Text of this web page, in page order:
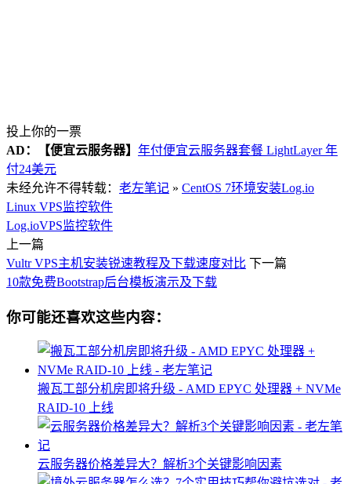
投上你的一票
AD：
【便宜云服务器】 年付便宜云服务器套餐 LightLayer 年
付24美元
未经允许不得转载： 老左笔记 » CentOS 7环境安装Log.io
Linux VPS监控软件
Log.ioVPS监控软件
上一篇
Vultr VPS主机安装锐速教程及下载速度对比 下一篇
10款免费Bootstrap后台模板演示及下载
你可能还喜欢这些内容：
搬瓦工部分机房即将升级 - AMD EPYC 处理器 + NVMe
RAID-10 上线
云服务器价格差异大？解析3个关键影响因素